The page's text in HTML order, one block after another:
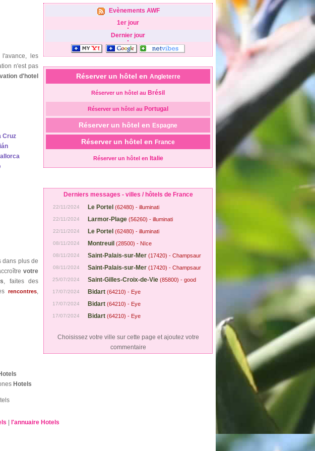
les
n'est pas
d'hotel
Cruz
dans plus de
votre
, faites des
rencontres,
Evènements AWF
1er jour
Dernier jour
Réserver un hôtel en Angleterre
Réserver un hôtel au Brésil
Réserver un hôtel au Portugal
Réserver un hôtel en Espagne
Réserver un hôtel en France
Réserver un hôtel en Italie
Derniers messages - villes / hôtels de France
22/11/2024 Le Portel (62480) - illuminati
22/11/2024 Larmor-Plage (56260) - illuminati
22/11/2024 Le Portel (62480) - illuminati
08/11/2024 Montreuil (28500) - NIce
08/11/2024 Saint-Palais-sur-Mer (17420) - Champsaur
08/11/2024 Saint-Palais-sur-Mer (17420) - Champsaur
25/07/2024 Saint-Gilles-Croix-de-Vie (85800) - good
17/07/2024 Bidart (64210) - Eye
17/07/2024 Bidart (64210) - Eye
17/07/2024 Bidart (64210) - Eye
Choisissez votre ville sur cette page et ajoutez votre
commentaire
Hotels
l'annuaire Hotels